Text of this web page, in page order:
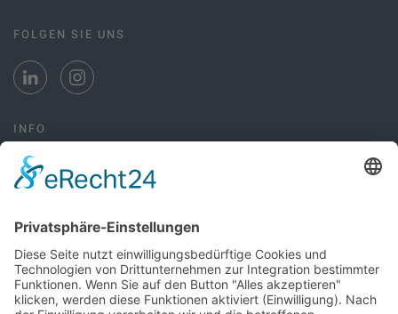
FOLGEN SIE UNS
INFO
Kontakt
AGB
Impressum
ZERTIFIKATE